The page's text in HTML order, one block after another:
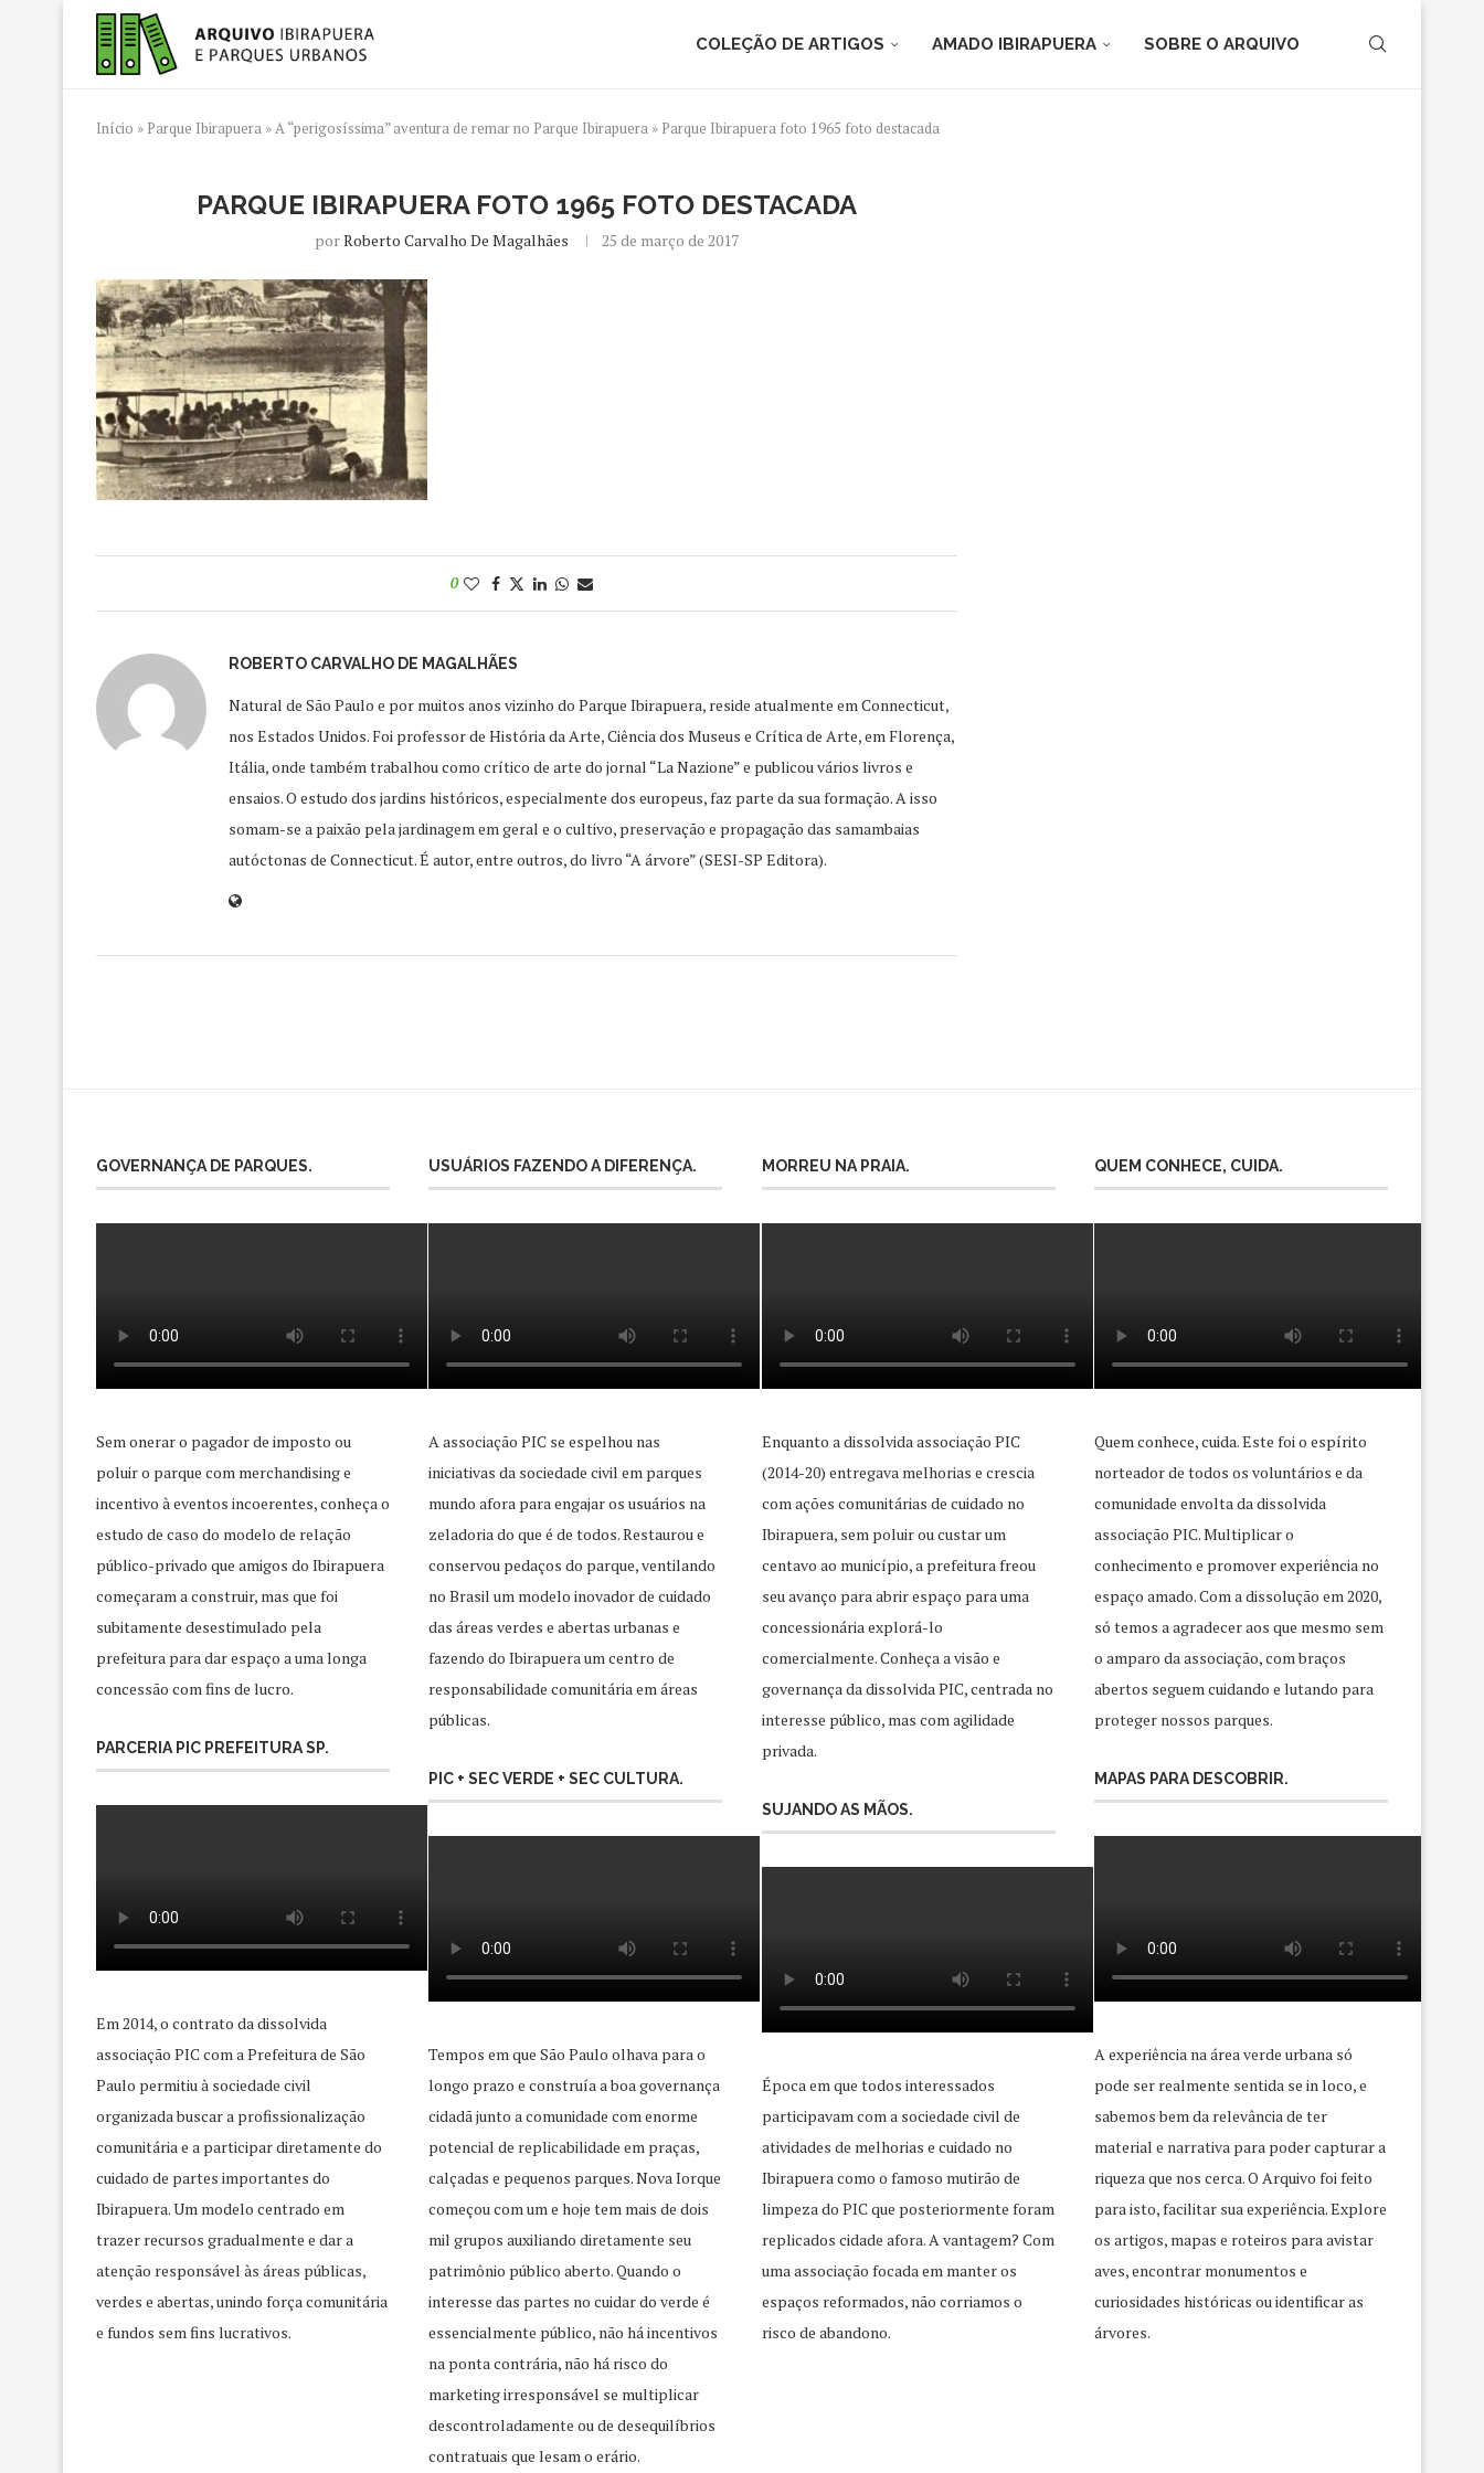
COLEÇÃO DE ARTIGOS AMADO IBIRAPUERA SOBRE O ARQUIVO
Início » Parque Ibirapuera »A “perigosíssima” aventura de remar no Parque Ibirapuera » Parque Ibirapuera foto 1965 foto destacada
PARQUE IBIRAPUERA FOTO 1965 FOTO DESTACADA
porRoberto Carvalho De Magalhães 25 de março de 2017
0
ROBERTO CARVALHO DE MAGALHÃES
Natural de São Paulo e por muitos anos vizinho do Parque Ibirapuera, reside atualmente em Connecticut,
nos Estados Unidos. Foi professor de História da Arte, Ciência dos Museus e Crítica de Arte, em Florença,
Itália, onde também trabalhou como crítico de arte do jornal “La Nazione” e publicou vários livros e
ensaios. O estudo dos jardins históricos, especialmente dos europeus, faz parte da sua formação. A isso
somam-se a paixão pela jardinagem em geral e o cultivo, preservação e propagação das samambaias
autóctonas de Connecticut. É autor, entre outros, do livro “A árvore” (SESI-SP Editora).
GOVERNANÇA DE PARQUES.
Sem onerar o pagador de imposto ou
poluir o parque com merchandising e
incentivo à eventos incoerentes, conheça o
estudo de caso do modelo de relação
público-privado que amigos do Ibirapuera
começaram a construir, mas que foi
subitamente desestimulado pela
prefeitura para dar espaço a uma longa
concessão com fins de lucro.
PARCERIA PIC PREFEITURA SP.
Em 2014, o contrato da dissolvida
associação PIC com a Prefeitura de São
Paulo permitiu à sociedade civil
organizada buscar a profissionalização
comunitária e a participar diretamente do
cuidado de partes importantes do
Ibirapuera. Um modelo centrado em
trazer recursos gradualmente e dar a
atenção responsável às áreas públicas,
verdes e abertas, unindo força comunitária
e fundos sem fins lucrativos.
USUÁRIOS FAZENDO A DIFERENÇA.
A associação PIC se espelhou nas
iniciativas da sociedade civil em parques
mundo afora para engajar os usuários na
zeladoria do que é de todos. Restaurou e
conservou pedaços do parque, ventilando
no Brasil um modelo inovador de cuidado
das áreas verdes e abertas urbanas e
fazendo do Ibirapuera um centro de
responsabilidade comunitária em áreas
públicas.
PIC + SEC VERDE + SEC CULTURA.
Tempos em que São Paulo olhava para o
longo prazo e construía a boa governança
cidadã junto a comunidade com enorme
potencial de replicabilidade em praças,
calçadas e pequenos parques. Nova Iorque
começou com um e hoje tem mais de dois
mil grupos auxiliando diretamente seu
patrimônio público aberto. Quando o
interesse das partes no cuidar do verde é
essencialmente público, não há incentivos
na ponta contrária, não há risco do
marketing irresponsável se multiplicar
descontroladamente ou de desequilíbrios
contratuais que lesam o erário.
MORREU NA PRAIA.
Enquanto a dissolvida associação PIC
(2014-20) entregava melhorias e crescia
com ações comunitárias de cuidado no
Ibirapuera, sem poluir ou custar um
centavo ao município, a prefeitura freou
seu avanço para abrir espaço para uma
concessionária explorá-lo
comercialmente. Conheça a visão e
governança da dissolvida PIC, centrada no
interesse público, mas com agilidade
privada.
SUJANDO AS MÃOS.
Época em que todos interessados
participavam com a sociedade civil de
atividades de melhorias e cuidado no
Ibirapuera como o famoso mutirão de
limpeza do PIC que posteriormente foram
replicados cidade afora. A vantagem? Com
uma associação focada em manter os
espaços reformados, não corriamos o
risco de abandono.
QUEM CONHECE, CUIDA.
Quem conhece, cuida. Este foi o espírito
norteador de todos os voluntários e da
comunidade envolta da dissolvida
associação PIC. Multiplicar o
conhecimento e promover experiência no
espaço amado. Com a dissolução em 2020,
só temos a agradecer aos que mesmo sem
o amparo da associação, com braços
abertos seguem cuidando e lutando para
proteger nossos parques.
MAPAS PARA DESCOBRIR.
A experiência na área verde urbana só
pode ser realmente sentida se in loco, e
sabemos bem da relevância de ter
material e narrativa para poder capturar a
riqueza que nos cerca. O Arquivo foi feito
para isto, facilitar sua experiência. Explore
os artigos, mapas e roteiros para avistar
aves, encontrar monumentos e
curiosidades históricas ou identificar as
árvores.